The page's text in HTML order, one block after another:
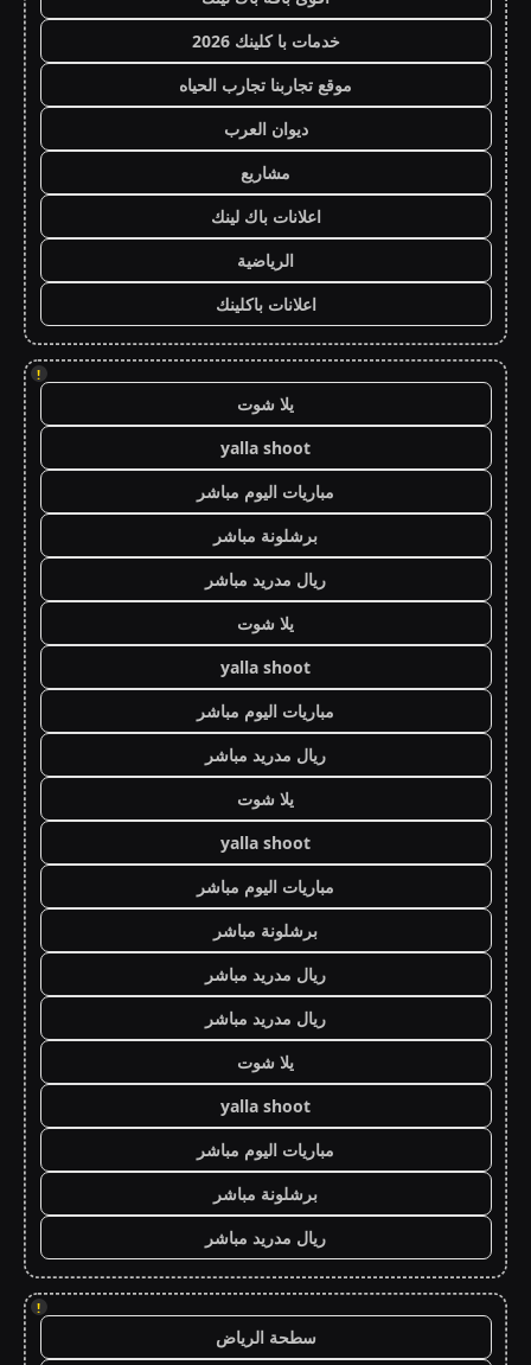
خدمات با كلينك 2026
موقع تجاربنا تجارب الحياه
ديوان العرب
مشاريع
اعلانات باك لينك
الرياضية
اعلانات باكلينك
!
يلا شوت
yalla shoot
مباريات اليوم مباشر
برشلونة مباشر
ريال مدريد مباشر
يلا شوت
yalla shoot
مباريات اليوم مباشر
ريال مدريد مباشر
يلا شوت
yalla shoot
مباريات اليوم مباشر
برشلونة مباشر
ريال مدريد مباشر
ريال مدريد مباشر
يلا شوت
yalla shoot
مباريات اليوم مباشر
برشلونة مباشر
ريال مدريد مباشر
!
سطحة الرياض